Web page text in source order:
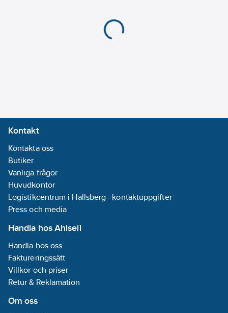
Kontakt
Kontakta oss
Butiker
Vanliga frågor
Huvudkontor
Logistikcentrum i Hallsberg - kontaktuppgifter
Press och media
Handla hos Ahlsell
Handla hos oss
Faktureringssätt
Villkor och priser
Retur & Reklamation
Om oss